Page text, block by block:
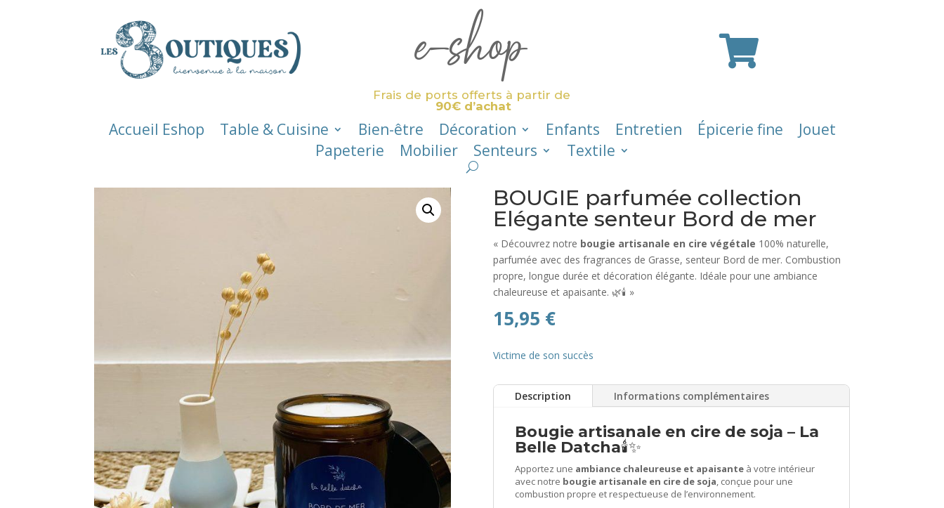
e-shop
Frais de ports offerts à partir de
90€ d’achat

Accueil Eshop Table & Cuisine Bien-être Décoration Enfants Entretien Épicerie fine
Jouet
Papeterie
Mobilier Senteurs Textile
BOUGIE parfumée collection
Elégante senteur Bord de mer
« Découvrez notre bougie artisanale en cire végétale 100% naturelle,
parfumée avec des fragrances de Grasse, senteur Bord de mer. Combustion
propre, longue durée et décoration élégante. Idéale pour une ambiance
chaleureuse et apaisante. 🌿🕯️ »
15,95 €
Victime de son succès
Description Informations complémentaires
Bougie artisanale en cire de soja – La
Belle Datcha🕯️✨
Apportez une ambiance chaleureuse et apaisanteà votre intérieur
avec notre bougie artisanale en cire de soja, conçue pour une
combustion propre et respectueuse de l’environnement.